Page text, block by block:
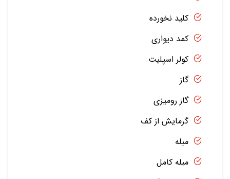
کلید نخورده
کمد دیواری
کولر اسپلیت
گاز
گاز رومیزی
گرمایش از کف
مبله
مبله کامل